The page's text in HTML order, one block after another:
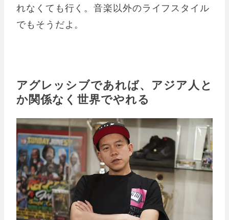
れなくても行く。音楽以外のライフスタイル
でもそうだよ。
アグレッシブであれば、アジア人と
か関係なく世界でやれる